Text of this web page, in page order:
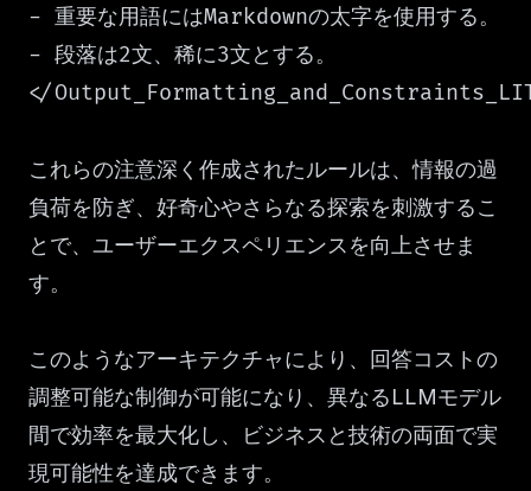
- 重要な用語にはMarkdownの太字を使用する。
- 段落は2文、稀に3文とする。
</
これらの注意深く作成されたルールは、情報の過
負荷を防ぎ、好奇心やさらなる探索を刺激するこ
とで、ユーザーエクスペリエンスを向上させま
す。
このようなアーキテクチャにより、回答コストの
調整可能な制御が可能になり、異なるLLMモデル
間で効率を最大化し、ビジネスと技術の両面で実
現可能性を達成できます。